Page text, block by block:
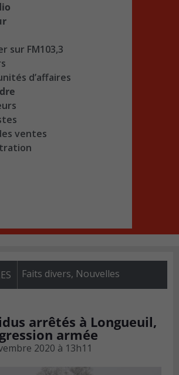
sur FM103,3
d’affaires
ventes
Faits divers, Nouvelles
arrêtés à Longueuil,
armée
2020 à 13h11